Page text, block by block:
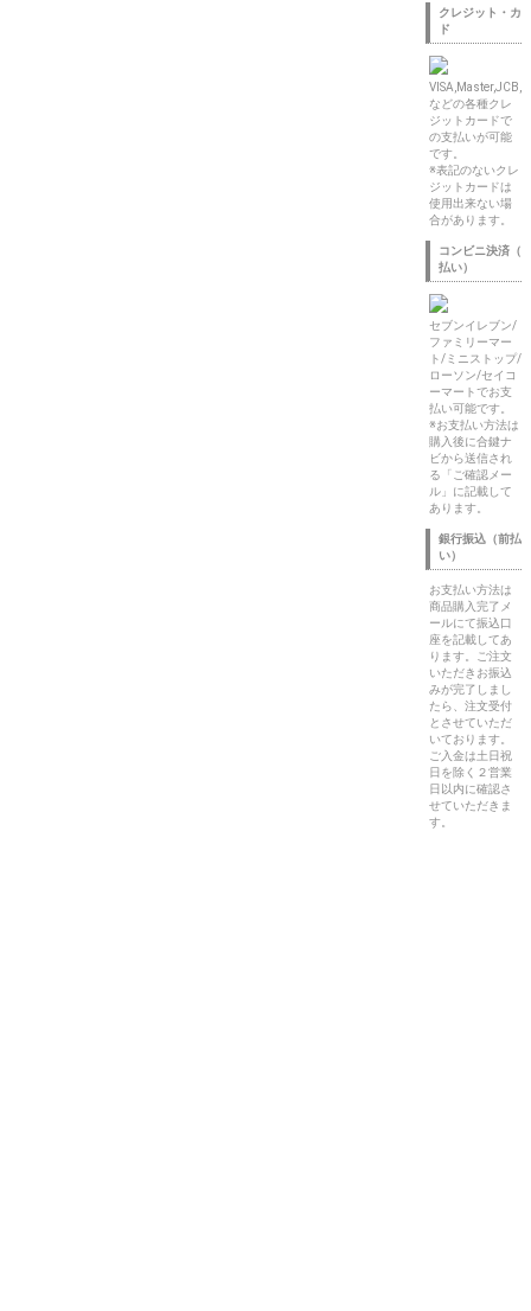
クレジット・カ
ド
などの各種クレ
ジットカードで
の支払いが可能
です。
※表記のないクレ
ジットカードは
使用出来ない場
合があります。
コンビニ決済（
払い）
セブンイレブン/
ファミリーマー
ト/ミニストップ/
ローソン/セイコ
ーマートでお支
払い可能です。
※お支払い方法は
購入後に合鍵ナ
ビから送信され
る「ご確認メー
ル」に記載して
あります。
銀行振込（前払
い）
お支払い方法は
商品購入完了メ
ールにて振込口
座を記載してあ
ります。ご注文
いただきお振込
みが完了しまし
たら、注文受付
とさせていただ
いております。
ご入金は土日祝
日を除く２営業
日以内に確認さ
せていただきま
す。